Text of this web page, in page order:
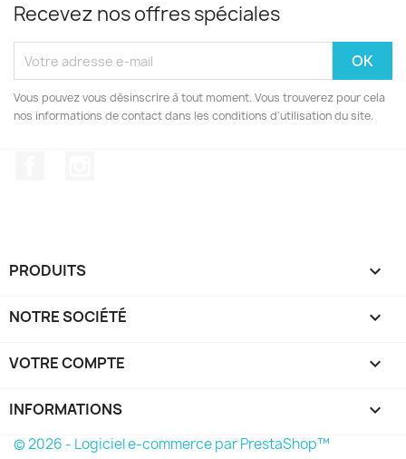
Recevez nos offres spéciales
Vous pouvez vous désinscrire à tout moment. Vous trouverez pour cela
nos informations de contact dans les conditions d'utilisation du site.
PRODUITS 
NOTRE SOCIÉTÉ 
VOTRE COMPTE 
INFORMATIONS keyboard_arrow_down
© 2026 - Logiciel e-commerce par PrestaShop™